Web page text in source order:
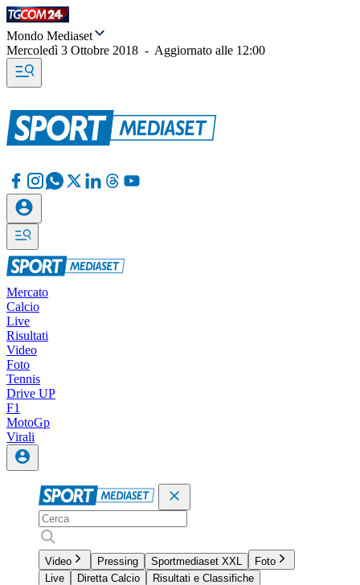
Mondo Mediaset
Mercoledì 3 Ottobre 2018 - Aggiornato alle 12:00
Mercato
Calcio
Live
Risultati
Video
Foto
Tennis
Drive UP
F1
MotoGp
Virali
Video Pressing Sportmediaset XXL
Foto
Live
Diretta Calcio
Risultati e Classifiche